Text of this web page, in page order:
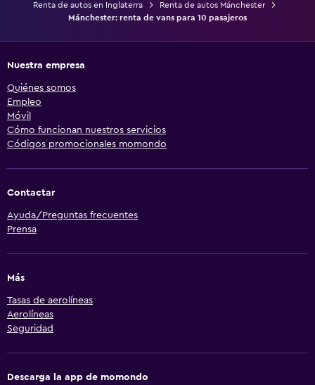
Renta de autos en Inglaterra
Renta de autos Mánchester
Mánchester: renta de vans para 10 pasajeros
Nuestra empresa
Quiénes somos
Empleo
Móvil
Cómo funcionan nuestros servicios
Códigos promocionales momondo
Contactar
Ayuda/Preguntas frecuentes
Prensa
Más
Tasas de aerolíneas
Aerolíneas
Seguridad
Descarga la app de momondo